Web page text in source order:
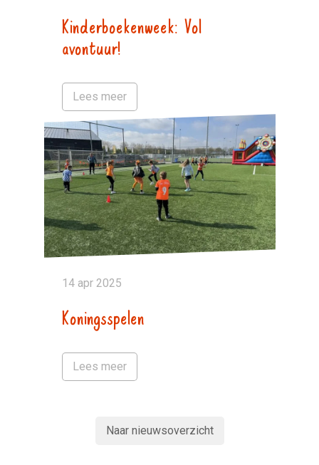
Kinderboekenweek: Vol
avontuur!
Lees meer
14 apr 2025
Koningsspelen
Lees meer
Naar nieuwsoverzicht